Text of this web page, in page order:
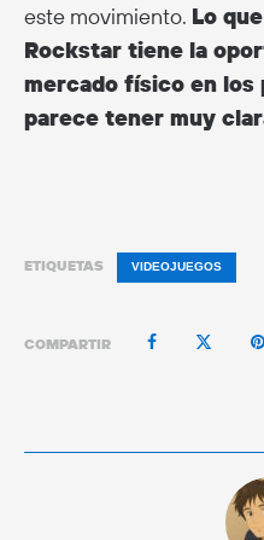
este movimiento. Lo
Rockstar tiene la
mercado físico en
parece tener muy
ETIQUETAS VIDEOJUEGOS
COMPARTIR